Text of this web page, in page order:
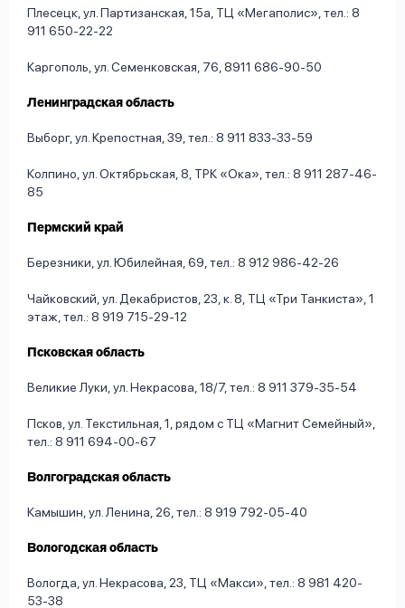
Плесецк, ул. Партизанская, 15а, ТЦ «Мегаполис», тел.: 8
911 650-22-22
Каргополь, ул. Семенковская, 76, 8911 686-90-50
Ленинградская область
Выборг, ул. Крепостная, 39, тел.: 8 911 833-33-59
Колпино, ул. Октябрьская, 8, ТРК «Ока», тел.: 8 911 287-46-
85
Пермский край
Березники, ул. Юбилейная, 69, тел.: 8 912 986-42-26
Чайковский, ул. Декабристов, 23, к. 8, ТЦ «Три Танкиста», 1
этаж, тел.: 8 919 715-29-12
Псковская область
Великие Луки, ул. Некрасова, 18/7, тел.: 8 911 379-35-54
Псков, ул. Текстильная, 1, рядом с ТЦ «Магнит Семейный»,
тел.: 8 911 694-00-67
Волгоградская область
Камышин, ул. Ленина, 26, тел.: 8 919 792-05-40
Вологодская область
Вологда, ул. Некрасова, 23, ТЦ «Макси», тел.: 8 981 420-
53-38